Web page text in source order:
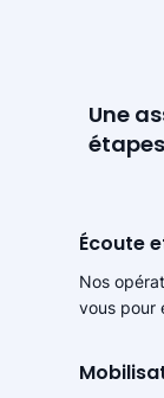
Une
Écoute
Nos
vous pour